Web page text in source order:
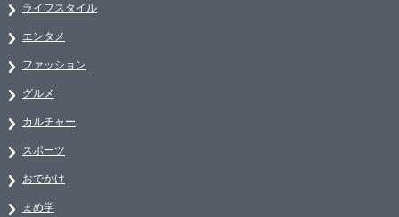
ライフスタイル
エンタメ
ファッション
グルメ
カルチャー
スポーツ
おでかけ
まめ学